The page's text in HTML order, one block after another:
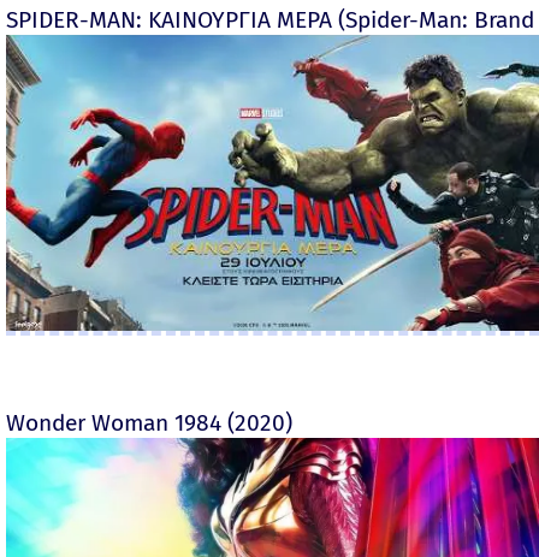
SPIDER-MAN: ΚΑΙΝΟΥΡΓΙΑ ΜΕΡΑ (Spider-Man:
Wonder Woman 1984 (2020)